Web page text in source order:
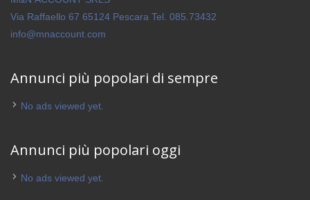
Via Raffaello 67 65124 Pescara Tel. 085.73432
info@mnaccount.com
Annunci più popolari di sempre
No ads viewed yet.
Annunci più popolari oggi
No ads viewed yet.